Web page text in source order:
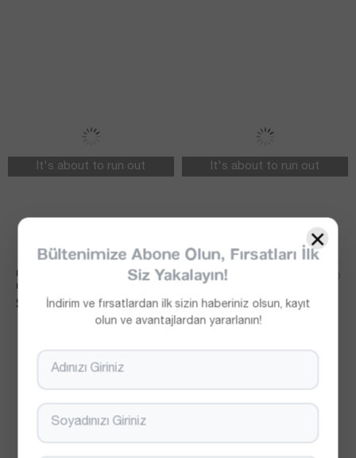
PREMIUM SERI YIRTMAÇ DETAY
KIRMIZI ELBISE
$0.00
It's about to run out
PREMIUM SERI YIRTMAÇ DETAY
$0.00
It's about to run out
×
Bültenimize Abone Olun, Fırsatları İlk
Siz Yakalayın!
İndirim ve fırsatlardan ilk sizin haberiniz olsun, kayıt
olun ve avantajlardan yararlanın!